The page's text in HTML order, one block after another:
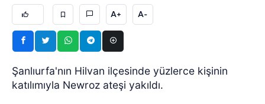
A+ A-
Şanlıurfa'nın Hilvan ilçesinde yüzlerce kişinin
katılımıyla Newroz ateşi yakıldı.